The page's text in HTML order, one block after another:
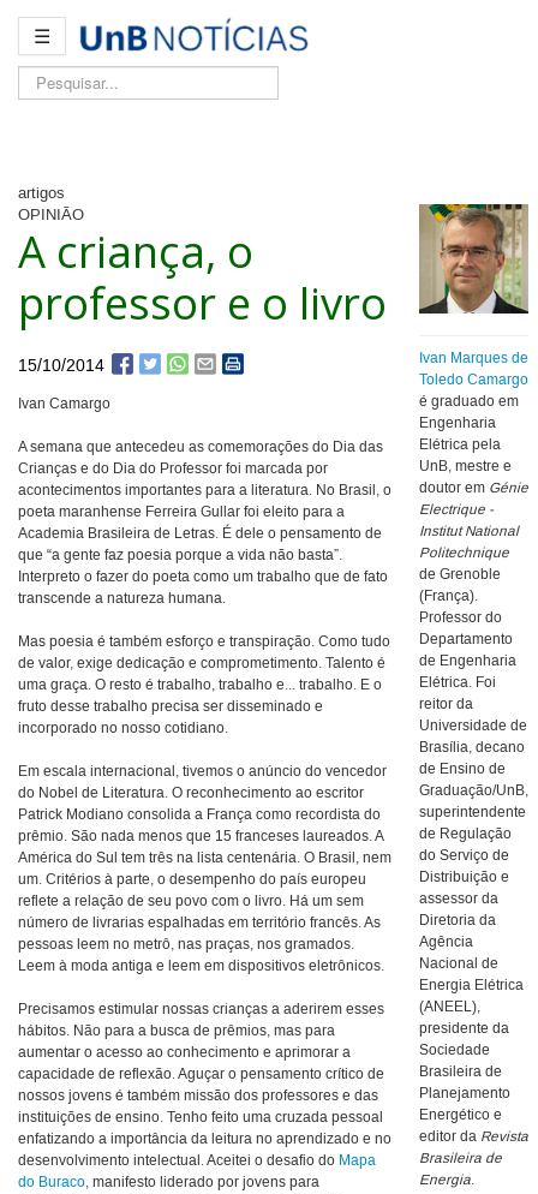
☰
Pesquisar...
artigos
OPINIÃO
Ivan Marques de
Toledo Camargo
é graduado em
Engenharia
Elétrica pela
UnB, mestre e
doutor em Génie
Electrique -
Institut National
Politechnique
de Grenoble
(França).
Professor do
Departamento
de Engenharia
Elétrica. Foi
reitor da
Universidade de
Brasília, decano
de Ensino de
Graduação/UnB,
superintendente
de Regulação
do Serviço de
Distribuição e
assessor da
Diretoria da
Agência
Nacional de
Energia Elétrica
(ANEEL),
presidente da
Sociedade
Brasileira de
Planejamento
Energético e
editor da Revista
Brasileira de
Energia.
A criança, o
professor e o livro
15/10/2014
Ivan Camargo
A semana que antecedeu as comemorações do Dia das
Crianças e do Dia do Professor foi marcada por
acontecimentos importantes para a literatura. No Brasil, o
poeta maranhense Ferreira Gullar foi eleito para a
Academia Brasileira de Letras. É dele o pensamento de
que “a gente faz poesia porque a vida não basta”.
Interpreto o fazer do poeta como um trabalho que de fato
transcende a natureza humana.
Mas poesia é também esforço e transpiração. Como tudo
de valor, exige dedicação e comprometimento. Talento é
uma graça. O resto é trabalho, trabalho e... trabalho. E o
fruto desse trabalho precisa ser disseminado e
incorporado no nosso cotidiano.
Em escala internacional, tivemos o anúncio do vencedor
do Nobel de Literatura. O reconhecimento ao escritor
Patrick Modiano consolida a França como recordista do
prêmio. São nada menos que 15 franceses laureados. A
América do Sul tem três na lista centenária. O Brasil, nem
um. Critérios à parte, o desempenho do país europeu
reflete a relação de seu povo com o livro. Há um sem
número de livrarias espalhadas em território francês. As
pessoas leem no metrô, nas praças, nos gramados.
Leem à moda antiga e leem em dispositivos eletrônicos.
Precisamos estimular nossas crianças a aderirem esses
hábitos. Não para a busca de prêmios, mas para
aumentar o acesso ao conhecimento e aprimorar a
capacidade de reflexão. Aguçar o pensamento crítico de
nossos jovens é também missão dos professores e das
instituições de ensino. Tenho feito uma cruzada pessoal
enfatizando a importância da leitura no aprendizado e no
desenvolvimento intelectual. Aceitei o desafio do Mapa
do Buraco, manifesto liderado por jovens para